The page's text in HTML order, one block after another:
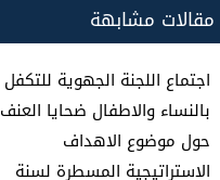
مقالات مشابهة
اجتماع اللجنة الجهوية للتكفل
بالنساء والاطفال ضحايا العنف
حول موضوع الاهداف
الاستراتيجية المسطرة لسنة